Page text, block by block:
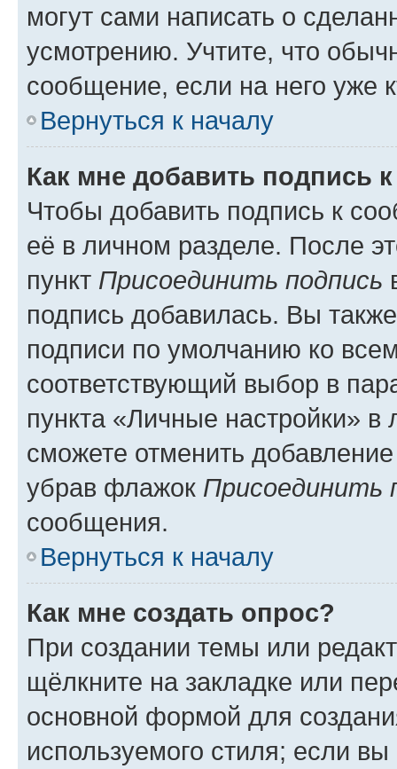
могут сами написать о
усмотрению. Учтите, что
сообщение, если на него уже
Вернуться к началу
Как мне добавить подпись
Чтобы добавить подпись к
её в личном разделе. После
пункт Присоединить подпись
подпись добавилась. Вы
подписи по умолчанию ко
соответствующий выбор в
пункта «Личные настройки»
сможете отменить
убрав флажок Присоединить
сообщения.
Вернуться к началу
Как мне создать опрос?
При создании темы или
щёлкните на закладке или
основной формой для
используемого стиля; если